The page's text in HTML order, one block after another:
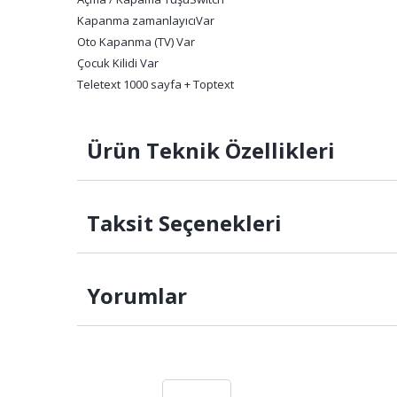
Kapanma zamanlayıcıVar
Oto Kapanma (TV) Var
Çocuk Kilidi Var
Teletext 1000 sayfa + Toptext
Ürün Teknik Özellikleri
Taksit Seçenekleri
Yorumlar